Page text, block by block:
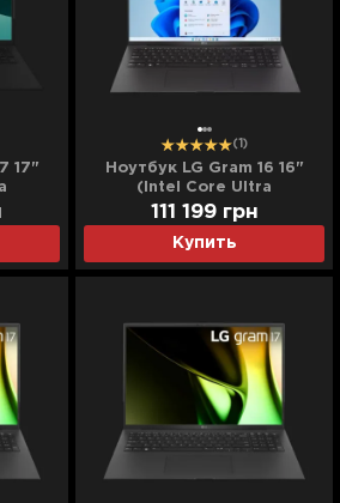
17"
Intel
(1)
Ноутбук LG Gram 16 16"
(Intel Core Ultra
9/32GB/2TB (SSD)/Intel
Arc) (16Z90TL-H.AUB9U1)
(Standard)
Купить
111 199 грн